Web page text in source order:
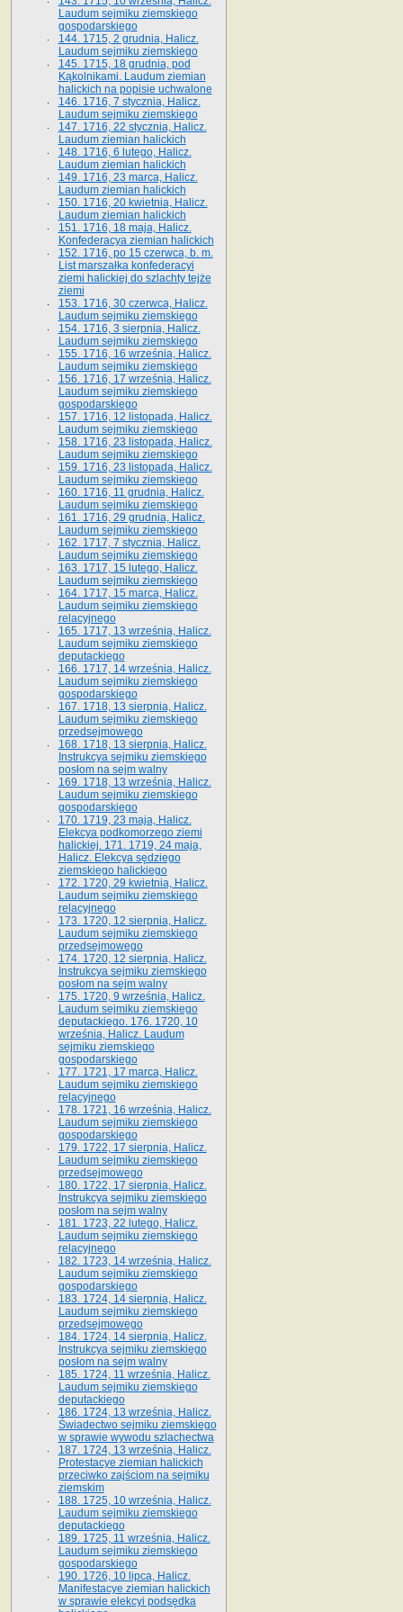
Laudum sejmiku ziemskiego
gospodarskiego
144. 1715, 2 grudnia, Halicz.
Laudum sejmiku ziemskiego
145. 1715, 18 grudnia, pod
Kąkolnikami. Laudum ziemian
halickich na popisie uchwalone
146. 1716, 7 stycznia, Halicz.
Laudum sejmiku ziemskiego
147. 1716, 22 stycznia, Halicz.
Laudum ziemian halickich
148. 1716, 6 lutego, Halicz.
Laudum ziemian halickich
149. 1716, 23 marca, Halicz.
Laudum ziemian halickich
150. 1716, 20 kwietnia, Halicz.
Laudum ziemian halickich
151. 1716, 18 maja, Halicz.
Konfederacya ziemian halickich
152. 1716, po 15 czerwca, b. m.
List marszałka konfederacyi
ziemi halickiej do szlachty tejże
ziemi
153. 1716, 30 czerwca, Halicz.
Laudum sejmiku ziemskiego
154. 1716, 3 sierpnia, Halicz.
Laudum sejmiku ziemskiego
155. 1716, 16 września, Halicz.
Laudum sejmiku ziemskiego
156. 1716, 17 września, Halicz.
Laudum sejmiku ziemskiego
gospodarskiego
157. 1716, 12 listopada, Halicz.
Laudum sejmiku ziemskiego
158. 1716, 23 listopada, Halicz.
Laudum sejmiku ziemskiego
159. 1716, 23 listopada, Halicz.
Laudum sejmiku ziemskiego
160. 1716, 11 grudnia, Halicz.
Laudum sejmiku ziemskiego
161. 1716, 29 grudnia, Halicz.
Laudum sejmiku ziemskiego
162. 1717, 7 stycznia, Halicz.
Laudum sejmiku ziemskiego
163. 1717, 15 lutego, Halicz.
Laudum sejmiku ziemskiego
164. 1717, 15 marca, Halicz.
Laudum sejmiku ziemskiego
relacyjnego
165. 1717, 13 września, Halicz.
Laudum sejmiku ziemskiego
deputackiego
166. 1717, 14 września, Halicz.
Laudum sejmiku ziemskiego
gospodarskiego
167. 1718, 13 sierpnia, Halicz.
Laudum sejmiku ziemskiego
przedsejmowego
168. 1718, 13 sierpnia, Halicz.
Instrukcya sejmiku ziemskiego
posłom na sejm walny
169. 1718, 13 września, Halicz.
Laudum sejmiku ziemskiego
gospodarskiego
170. 1719, 23 maja, Halicz.
Elekcya podkomorzego ziemi
halickiej. 171. 1719, 24 maja,
Halicz. Elekcya sędziego
ziemskiego halickiego
172. 1720, 29 kwietnia, Halicz.
Laudum sejmiku ziemskiego
relacyjnego
173. 1720, 12 sierpnia, Halicz.
Laudum sejmiku ziemskiego
przedsejmowego
174. 1720, 12 sierpnia, Halicz.
Instrukcya sejmiku ziemskiego
posłom na sejm walny
175. 1720, 9 września, Halicz.
Laudum sejmiku ziemskiego
deputackiego. 176. 1720, 10
września, Halicz. Laudum
sejmiku ziemskiego
gospodarskiego
177. 1721, 17 marca, Halicz.
Laudum sejmiku ziemskiego
relacyjnego
178. 1721, 16 września, Halicz.
Laudum sejmiku ziemskiego
gospodarskiego
179. 1722, 17 sierpnia, Halicz.
Laudum sejmiku ziemskiego
przedsejmowego
180. 1722, 17 sierpnia, Halicz.
Instrukcya sejmiku ziemskiego
posłom na sejm walny
181. 1723, 22 lutego, Halicz.
Laudum sejmiku ziemskiego
relacyjnego
182. 1723, 14 września, Halicz.
Laudum sejmiku ziemskiego
gospodarskiego
183. 1724, 14 sierpnia, Halicz.
Laudum sejmiku ziemskiego
przedsejmowego
184. 1724, 14 sierpnia, Halicz.
Instrukcya sejmiku ziemskiego
posłom na sejm walny
185. 1724, 11 września, Halicz.
Laudum sejmiku ziemskiego
deputackiego
186. 1724, 13 września, Halicz.
Świadectwo sejmiku ziemskiego
w sprawie wywodu szlachectwa
187. 1724, 13 września, Halicz.
Protestacye ziemian halickich
przeciwko zajściom na sejmiku
ziemskim
188. 1725, 10 września, Halicz.
Laudum sejmiku ziemskiego
deputackiego
189. 1725, 11 września, Halicz.
Laudum sejmiku ziemskiego
gospodarskiego
190. 1726, 10 lipca, Halicz.
Manifestacye ziemian halickich
w sprawie elekcyi podsędka